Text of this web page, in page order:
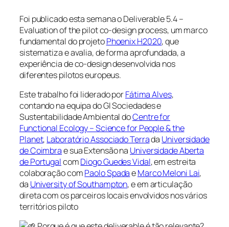
Foi publicado esta semana o Deliverable 5.4 –
Evaluation of the pilot co-design process, um marco
fundamental do projetoPhoenix H2020, que
sistematiza e avalia, de forma aprofundada, a
experiência de co-design desenvolvida nos
diferentes pilotos europeus.
Este trabalho foi liderado porFátima Alves,
contando na equipa do GI Sociedades e
Sustentabilidade Ambiental doCentre for
Functional Ecology – Science for People & the
Planet, Laboratório Associado Terrada Universidade
de Coimbrae sua Extensão na Universidade Aberta
de PortugalcomDiogo Guedes Vidal, em estreita
colaboração comPaolo SpadaeMarco Meloni Lai,
da University of Southampton, e em articulação
direta com os parceiros locais envolvidos nos vários
territórios piloto